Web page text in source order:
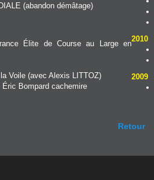
(abandon démâtage)
Élite de Course au Large en
Voile (avec Alexis LITTOZ)
Bompard cachemire
2010
2009
Retour